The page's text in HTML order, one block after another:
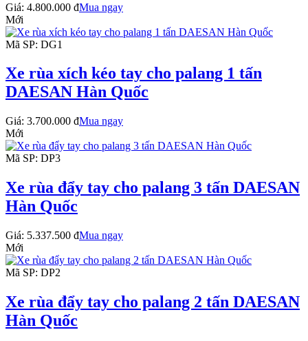
Giá: 4.800.000 đMua ngay
Mới
Mã SP: DG1
Xe rùa xích kéo tay cho palang 1 tấn
DAESAN Hàn Quốc
Giá: 3.700.000 đMua ngay
Mới
Mã SP: DP3
Xe rùa đẩy tay cho palang 3 tấn DAESAN
Hàn Quốc
Giá: 5.337.500 đMua ngay
Mới
Mã SP: DP2
Xe rùa đẩy tay cho palang 2 tấn DAESAN
Hàn Quốc